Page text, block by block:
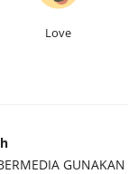
Love